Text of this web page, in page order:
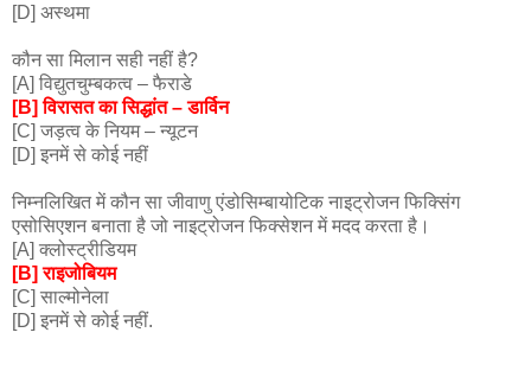
[D] अस्थमा
कौन सा मिलान सही नहीं है?
[A] विद्युतचुम्बकत्व – फैराडे
[B] विरासत का सिद्धांत – डार्विन
[C] जड़त्व के नियम – न्यूटन
[D] इनमें से कोई नहीं
निम्नलिखित में कौन सा जीवाणु एंडोसिम्बायोटिक नाइट्रोजन फिक्सिंग
एसोसिएशन बनाता है जो नाइट्रोजन फिक्सेशन में मदद करता है।
[A] क्लोस्ट्रीडियम
[B] राइजोबियम
[C] साल्मोनेला
[D] इनमें से कोई नहीं.